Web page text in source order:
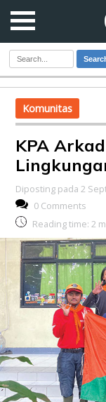
Komunitas
KPA
Diposting pada 2
0 Comments
Reading time: 2